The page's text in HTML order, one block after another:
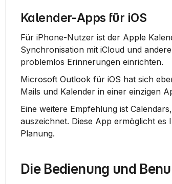
Kalender-Apps für iOS
Für iPhone-Nutzer ist der Apple
Synchronisation mit iCloud und
problemlos Erinnerungen einrichten.
Microsoft Outlook für iOS hat sich
Mails und Kalender in einer einzigen
Eine weitere Empfehlung ist
auszeichnet. Diese App ermöglicht
Planung.
Die Bedienung und